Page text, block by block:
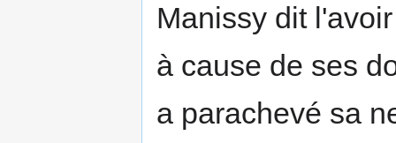
Manissy dit
à cause de ses
a parachevé sa